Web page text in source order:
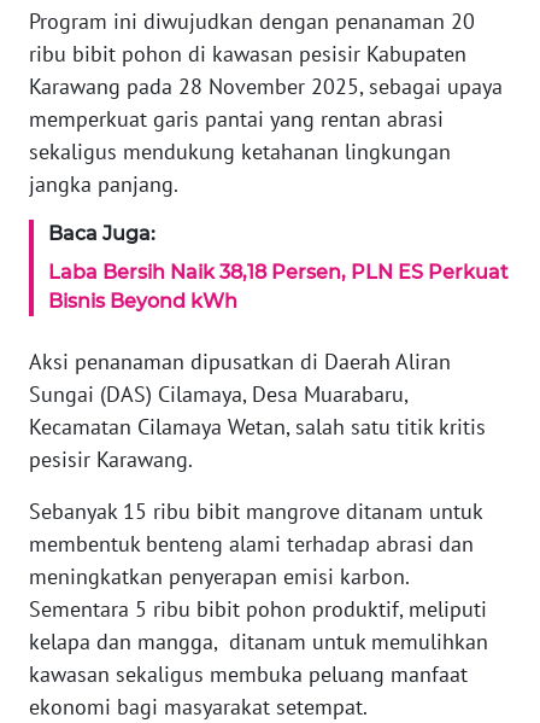
Program ini diwujudkan dengan penanaman 20
ribu bibit pohon di kawasan pesisir Kabupaten
Karawang pada 28 November 2025, sebagai upaya
memperkuat garis pantai yang rentan abrasi
sekaligus mendukung ketahanan lingkungan
jangka panjang.
Baca Juga:
Laba Bersih Naik 38,18 Persen, PLN ES Perkuat
Bisnis Beyond kWh
Aksi penanaman dipusatkan di Daerah Aliran
Sungai (DAS) Cilamaya, Desa Muarabaru,
Kecamatan Cilamaya Wetan, salah satu titik kritis
pesisir Karawang.
Sebanyak 15 ribu bibit mangrove ditanam untuk
membentuk benteng alami terhadap abrasi dan
meningkatkan penyerapan emisi karbon.
Sementara 5 ribu bibit pohon produktif, meliputi
kelapa dan mangga, ditanam untuk memulihkan
kawasan sekaligus membuka peluang manfaat
ekonomi bagi masyarakat setempat.
TENTANG
KAMI
PEDOMAN
MEDIA
SIBER
DISCLAIMER
News
WN
SUMUT
WN
JAKARTA